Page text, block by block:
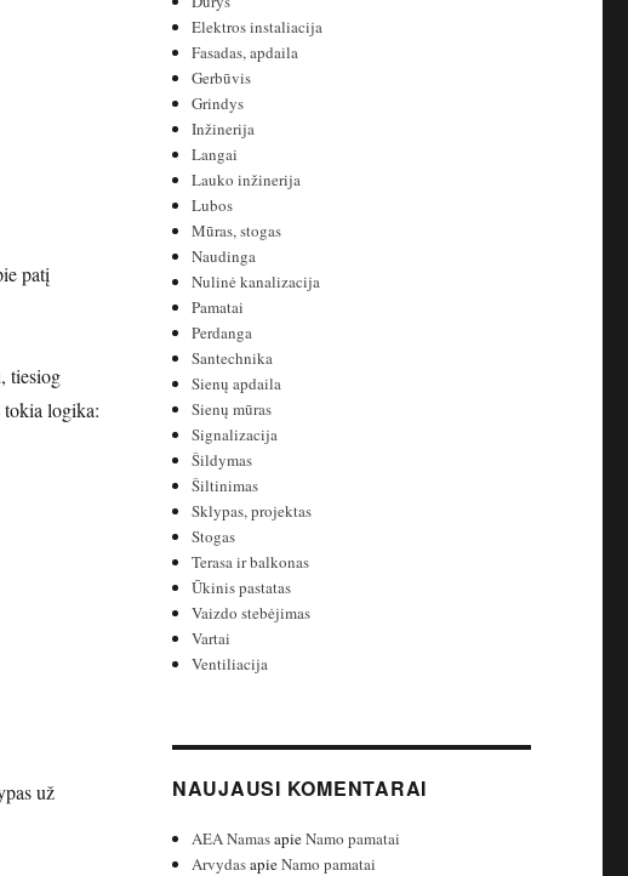
patį
tiesiog
tokia logika:
už
Elektros instaliacija
Fasadas, apdaila
Gerbūvis
Grindys
Inžinerija
Langai
Lauko inžinerija
Lubos
Mūras, stogas
Naudinga
Nulinė kanalizacija
Pamatai
Perdanga
Santechnika
Sienų apdaila
Sienų mūras
Signalizacija
Šildymas
Šiltinimas
Sklypas, projektas
Stogas
Terasa ir balkonas
Ūkinis pastatas
Vaizdo stebėjimas
Vartai
Ventiliacija
NAUJAUSI KOMENTARAI
AEA NamasapieNamo pamatai
ArvydasapieNamo pamatai